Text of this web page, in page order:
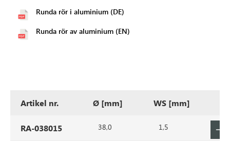
Runda rör i aluminium (DE)
Runda rör av aluminium (EN)
Artikel nr. Ø [mm] WS [mm]
RA-038015 38,0 1,5